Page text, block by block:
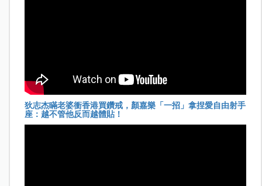
狄志杰瞞老婆衝香港買鑽戒，顏嘉樂「一招」拿捏愛自由射手
座：越不管他反而越體貼！